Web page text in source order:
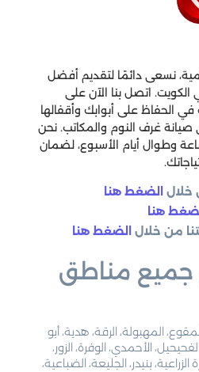
نسعى دائمًا لتقديم أفضل
الكويت. اتصل بنا الآن على
الحفاظ على أبوابك وأقفالها
صيانة غرف النوم والمكاتب. نحن
وطوال أيام الأسبوع، لضمان
خلال الضغط هنا
هنا
من خلال
الضغط هنا
جميع مناطق
المهبولة، الرقة، هدية، أبو
الأحمدي، الوفرة، الزور،
الزراعية، بنيدر، الجليعة، الضباعية،